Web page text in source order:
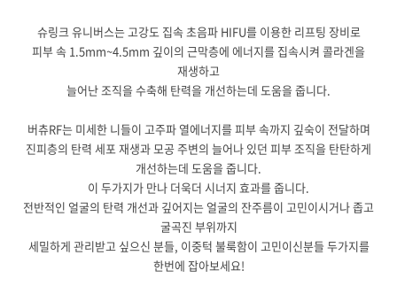
슈링크 유니버스는 고강도 집속 초음파 HIFU를 이용한 리프팅 장비로
피부 속 1.5mm~4.5mm 깊이의 근막층에 에너지를 집속시켜 콜라겐을
재생하고
늘어난 조직을 수축해 탄력을 개선하는데 도움을 줍니다.
버츄RF는 미세한 니들이 고주파 열에너지를 피부 속까지 깊숙이 전달하며
진피층의 탄력 세포 재생과 모공 주변의 늘어나 있던 피부 조직을 탄탄하게
개선하는데 도움을 줍니다.
이 두가지가 만나 더욱더 시너지 효과를 줍니다.
전반적인 얼굴의 탄력 개선과 깊어지는 얼굴의 잔주름이 고민이시거나 좁고
굴곡진 부위까지
세밀하게 관리받고 싶으신 분들, 이중턱 불룩함이 고민이신분들 두가지를
한번에 잡아보세요!